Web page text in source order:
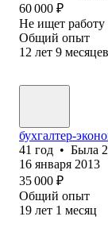
60 000 ₽
Не ищет работу
Общий опыт
12 лет 9 месяцев
бухгалтер-
41 год • Была
16 января 2013
35 000 ₽
Общий опыт
19 лет 1 месяц